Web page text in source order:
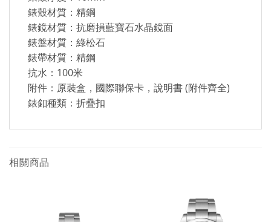
錶殼材質：精鋼
錶鏡材質：抗磨損藍寶石水晶鏡面
錶盤材質：綠松石
錶帶材質：精鋼
抗水：100米
附件：原裝盒，國際聯保卡，說明書 (附件齊全)
錶釦種類：折疊扣
相關商品